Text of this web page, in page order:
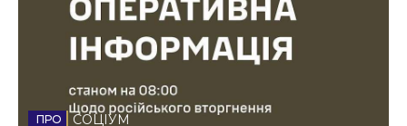
Політика
Соціум
Спорт
СОЦІУМ